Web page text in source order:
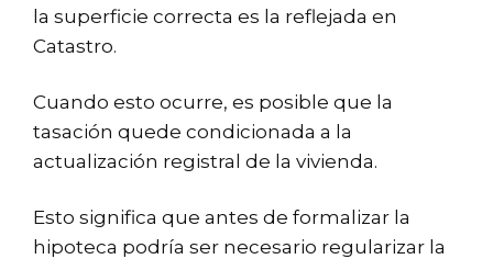
la superficie correcta es la reflejada en
Catastro.
Cuando esto ocurre, es posible que la
tasación quede condicionada a la
actualización registral de la vivienda.
Esto significa que antes de formalizar la
hipoteca podría ser necesario regularizar la